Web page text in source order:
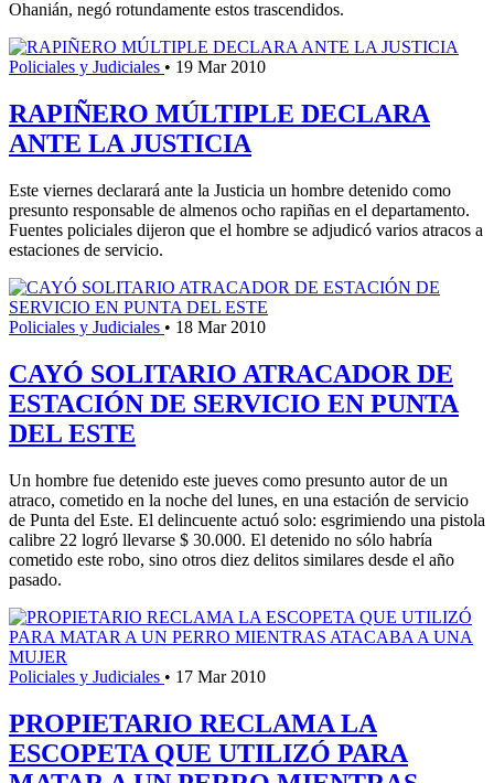
Ohanián, negó rotundamente estos trascendidos.
Policiales y Judiciales • 19 Mar 2010
RAPIÑERO MÚLTIPLE DECLARA
ANTE LA JUSTICIA
Este viernes declarará ante la Justicia un hombre detenido como
presunto responsable de almenos ocho rapiñas en el departamento.
Fuentes policiales dijeron que el hombre se adjudicó varios atracos a
estaciones de servicio.
Policiales y Judiciales • 18 Mar 2010
CAYÓ SOLITARIO ATRACADOR DE
ESTACIÓN DE SERVICIO EN PUNTA
DEL ESTE
Un hombre fue detenido este jueves como presunto autor de un
atraco, cometido en la noche del lunes, en una estación de servicio
de Punta del Este. El delincuente actuó solo: esgrimiendo una pistola
calibre 22 logró llevarse $ 30.000. El detenido no sólo habría
cometido este robo, sino otros diez delitos similares desde el año
pasado.
Policiales y Judiciales • 17 Mar 2010
PROPIETARIO RECLAMA LA
ESCOPETA QUE UTILIZÓ PARA